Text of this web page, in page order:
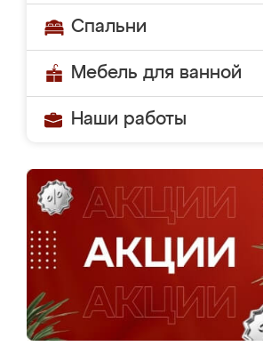
Спальни
Мебель для ванной
Наши работы